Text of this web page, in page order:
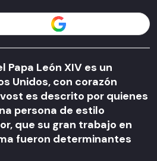
Papa León XIV es un
Unidos, con corazón
es descrito por quienes
persona de estilo
que su gran trabajo en
fueron determinantes